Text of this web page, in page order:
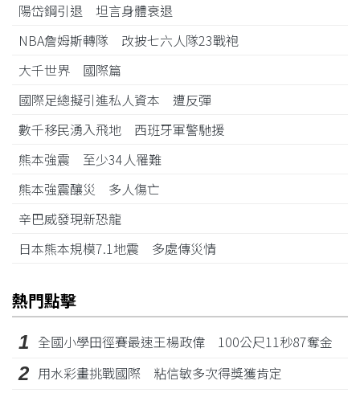
陽岱鋼引退 坦言身體衰退
NBA詹姆斯轉隊 改披七六人隊23戰袍
大千世界 國際篇
國際足總擬引進私人資本 遭反彈
數千移民湧入飛地 西班牙軍警馳援
熊本強震 至少34人罹難
熊本強震釀災 多人傷亡
辛巴威發現新恐龍
日本熊本規模7.1地震 多處傳災情
熱門點擊
1 全國小學田徑賽最速王楊政偉 100公尺11秒87奪金
2 用水彩畫挑戰國際 粘信敏多次得獎獲肯定